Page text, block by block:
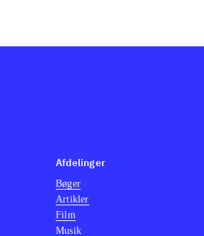
Afdelinger
Bøger
Artikler
Film
Musik